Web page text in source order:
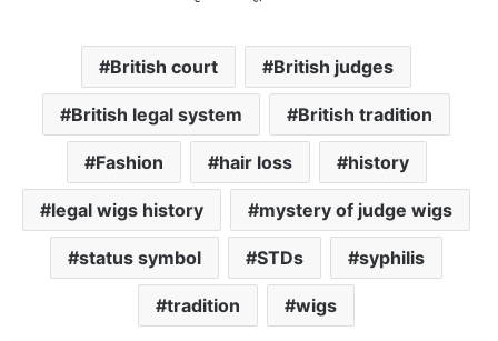
British court British judges
British legal system British tradition
Fashion hair loss history
legal wigs history mystery of judge wigs
status symbol STDs syphilis
tradition wigs